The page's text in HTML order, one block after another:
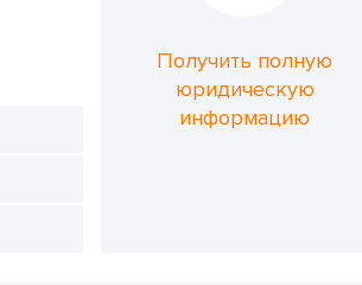
Получить полную
юридическую
информацию